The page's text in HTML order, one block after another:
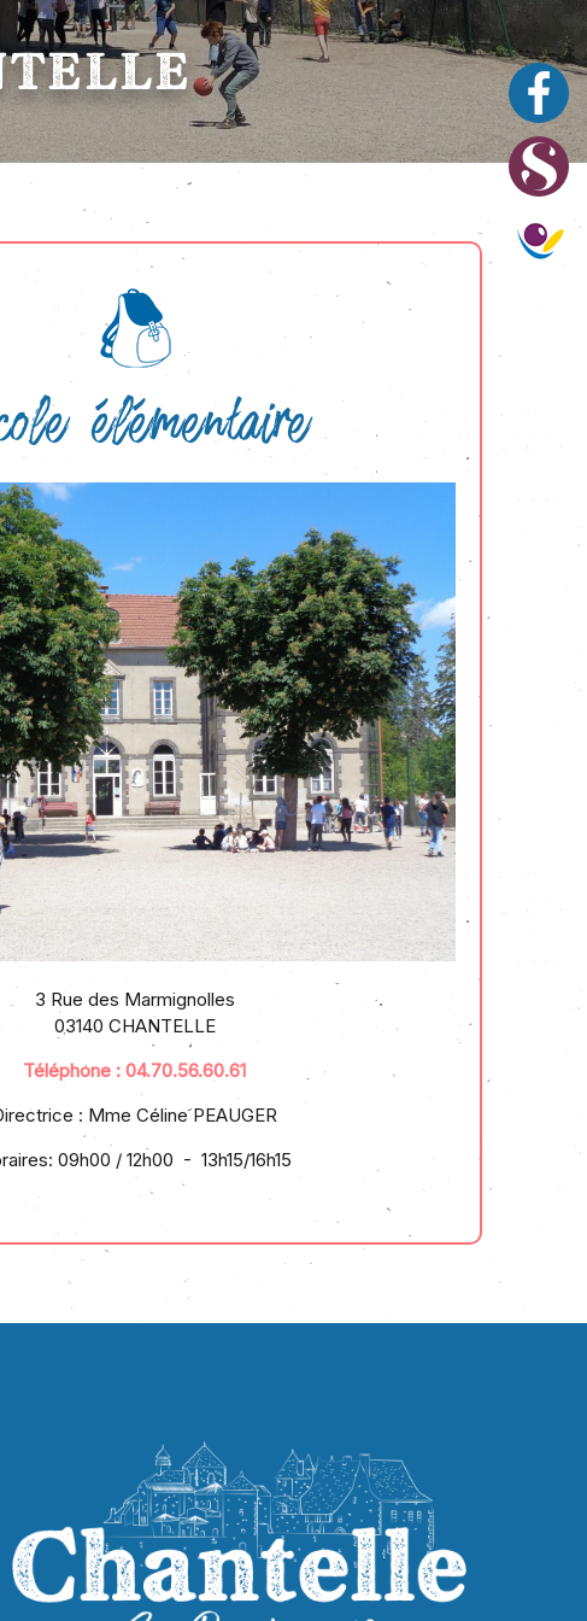
élémentaire
3 Rue des Marmignolles
03140 CHANTELLE
Téléphone : 04.70.56.60.61
: Mme Céline PEAUGER
09h00 / 12h00 - 13h15/16h15